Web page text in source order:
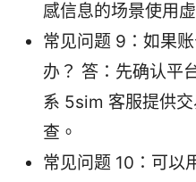
感信息的场景使用
常见问题 9：如果
办？ 答：先确认平
系 5sim 客服提供
查。
常见问题 10：可以